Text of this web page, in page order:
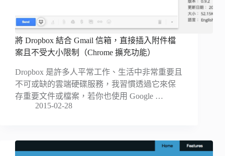
將 Dropbox 結合 Gmail 信箱，直接插入附件檔
案且不受大小限制（Chrome 擴充功能）
Dropbox 是許多人平常工作、生活中非常重要且
不可或缺的雲端硬碟服務，我習慣透過它來保
存重要文件或檔案，若你也使用 Google …
2015-02-28